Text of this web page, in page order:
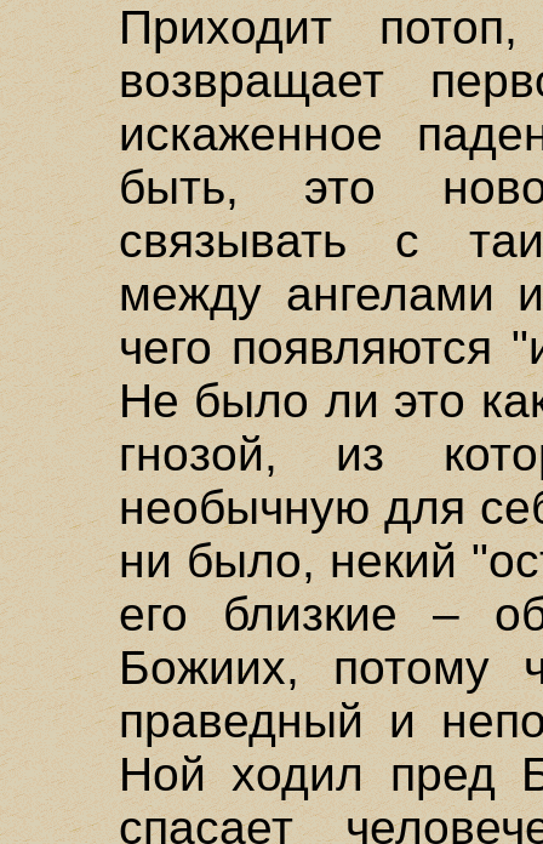
Приходит
возвращает
искаженное
быть, это
связывать с
между ангелами
чего появляются
Не было ли это
гнозой, из
необычную для
ни было, некий
его близкие –
Божиих, потому
праведный и
Ной ходил пред
спасает